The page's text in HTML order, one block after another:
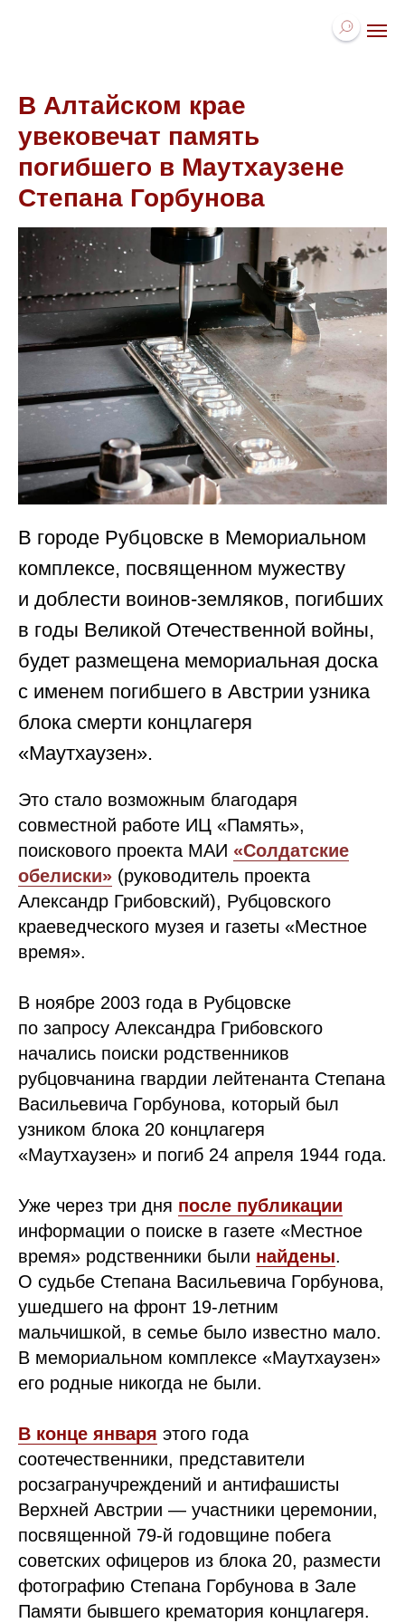
В Алтайском крае
увековечат память
погибшего в Маутхаузене
Степана Горбунова
В городе Рубцовске в Мемориальном
комплексе, посвященном мужеству
и доблести воинов-земляков, погибших
в годы Великой Отечественной войны,
будет размещена мемориальная доска
с именем погибшего в Австрии узника
блока смерти концлагеря
«Маутхаузен».
Это стало возможным благодаря
совместной работе ИЦ «Память»,
поискового проекта МАИ «Солдатские
обелиски» (руководитель проекта
Александр Грибовский), Рубцовского
краеведческого музея и газеты «Местное
время».
В ноябре 2003 года в Рубцовске
по запросу Александра Грибовского
начались поиски родственников
рубцовчанина гвардии лейтенанта Степана
Васильевича Горбунова, который был
узником блока 20 концлагеря
«Маутхаузен» и погиб 24 апреля 1944 года.
Уже через три дня после публикации
информации о поиске в газете «Местное
время» родственники были найдены.
О судьбе Степана Васильевича Горбунова,
ушедшего на фронт 19-летним
мальчишкой, в семье было известно мало.
В мемориальном комплексе «Маутхаузен»
его родные никогда не были.
В конце января этого года
соотечественники, представители
росзагранучреждений и антифашисты
Верхней Австрии — участники церемонии,
посвященной 79-й годовщине побега
советских офицеров из блока 20, размести
фотографию Степана Горбунова в Зале
Памяти бывшего крематория концлагеря.